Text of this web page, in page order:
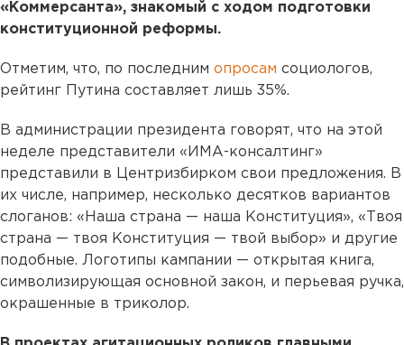
«Коммерсанта», знакомый с ходом подготовки
конституционной реформы.
Отметим, что, по последним опросам социологов,
рейтинг Путина составляет лишь 35%.
В администрации президента говорят, что на этой
неделе представители «ИМА-консалтинг»
представили в Центризбирком свои предложения. В
их числе, например, несколько десятков вариантов
слоганов: «Наша страна — наша Конституция», «Твоя
страна — твоя Конституция — твой выбор» и другие
подобные. Логотипы кампании — открытая книга,
символизирующая основной закон, и перьевая ручка,
окрашенные в триколор.